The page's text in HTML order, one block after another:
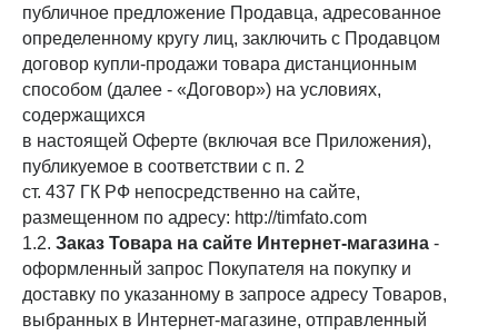
публичное предложение Продавца, адресованное
определенному кругу лиц, заключить с Продавцом
договор купли-продажи товара дистанционным
способом (далее - «Договор») на условиях,
содержащихся
в настоящей Оферте (включая все Приложения),
публикуемое в соответствии с п. 2
ст. 437 ГК РФ непосредственно на сайте,
размещенном по адресу: http://timfato.com
1.2. Заказ Товара на сайте Интернет-магазина -
оформленный запрос Покупателя на покупку и
доставку по указанному в запросе адресу Товаров,
выбранных в Интернет-магазине, отправленный